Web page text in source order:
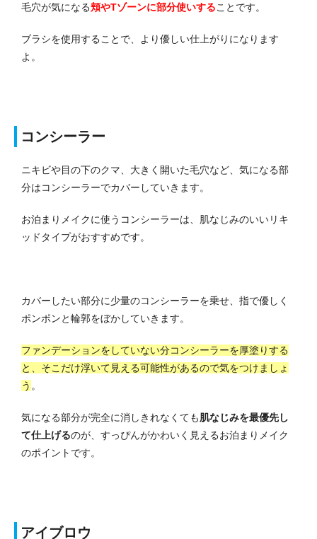
毛穴が気になる頬やTゾーンに部分使いすることです。
ブラシを使用することで、より優しい仕上がりになります
よ。
コンシーラー
ニキビや目の下のクマ、大きく開いた毛穴など、気になる部
分はコンシーラーでカバーしていきます。
お泊まりメイクに使うコンシーラーは、肌なじみのいいリキ
ッドタイプがおすすめです。
カバーしたい部分に少量のコンシーラーを乗せ、指で優しく
ポンポンと輪郭をぼかしていきます。
ファンデーションをしていない分コンシーラーを厚塗りする
と、そこだけ浮いて見える可能性があるので気をつけましょ
う 。
気になる部分が完全に消しきれなくても肌なじみを最優先し
て仕上げるのが、すっぴんがかわいく見えるお泊まりメイク
のポイントです。
アイブロウ